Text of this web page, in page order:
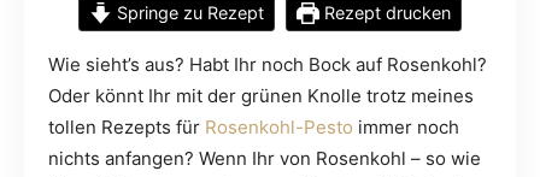
Springe zu Rezept Rezept drucken
Wie sieht’s aus? Habt Ihr noch Bock auf Rosenkohl?
Oder könnt Ihr mit der grünen Knolle trotz meines
tollen Rezepts für Rosenkohl-Pesto immer noch
nichts anfangen? Wenn Ihr von Rosenkohl – so wie